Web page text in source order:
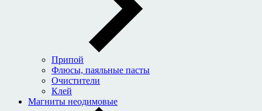
Припой
Флюсы, паяльные пасты
Очистители
Клей
Магниты неодимовые